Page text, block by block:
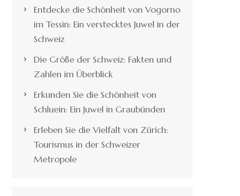
Entdecke die Schönheit von Vogorno
im Tessin: Ein verstecktes Juwel in der
Schweiz
Die Größe der Schweiz: Fakten und
Zahlen im Überblick
Erkunden Sie die Schönheit von
Schluein: Ein Juwel in Graubünden
Erleben Sie die Vielfalt von Zürich:
Tourismus in der Schweizer
Metropole